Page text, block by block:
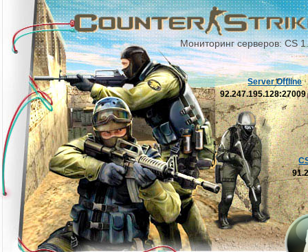
Мониторинг серверов: CS
Server Offline
92.247.195.128:27009